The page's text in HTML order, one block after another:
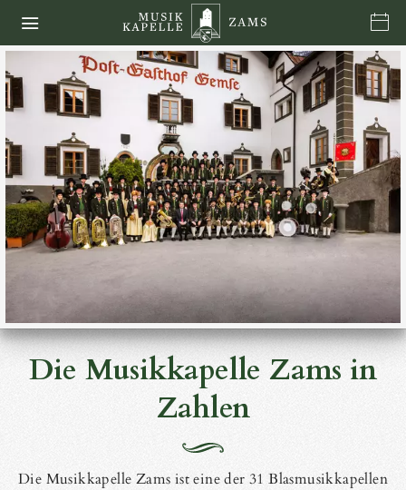
Die Musikkapelle Zams in
Zahlen
Die Musikkapelle Zams ist eine der 31 Blasmusikkapellen